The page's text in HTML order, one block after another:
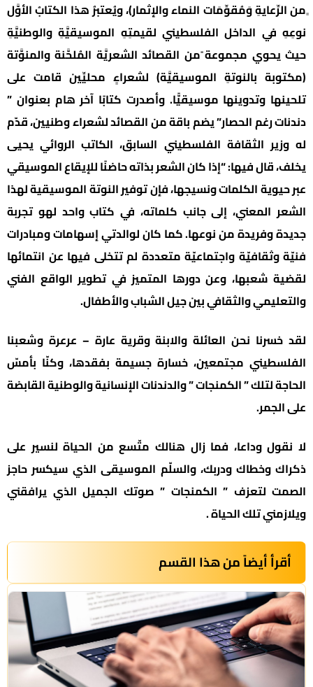
ٍمن الرِّعايةِ وَمُقوِّمَات النماء والإثمار)، ويُعتبرُ هذا الكتابُ الأوَّل
نوعِهِ في الداخل الفلسطيني لقيمتِهِ الموسيقيَّةِ والوطنيَّةِ
حيث يحوي مجموعة ًمن القصائد الشعريَّة المُلحَّنة والمنوَّتة
(مكتوبة بالنوتةِ الموسيقيَّة) لشعراءٍ محليِّين قامت على
تلحينها وتدوينها موسيقيًّا. وأصدرت كتابًا آخر هام بعنوان ”
دندنات رغم الحصار” يضم باقة من القصائد لشعراء وطنيين، قدّم
له وزير الثقافة الفلسطيني السابق، الكاتب الروائي يحيى
يخلف، قال فيها: “إذا كان الشعر بذاته حاضنًا للإيقاع الموسيقي
عبر حيوية الكلمات ونسيجها، فإن توفير النوتة الموسيقية لهذا
الشعر المعني، إلى جانب كلماته، في كتاب واحد لهو تجربة
جديدة وفريدة من نوعها. كما كان لوالدتي إسهامات ومبادرات
فنيّة وثقافيّة واجتماعيّة متعددة لم تتخلى فيها عن انتمائها
لقضية شعبها، وعن دورها المتميز في تطوير الواقع الفني
والتعليمي والثقافي بين جيل الشباب والأطفال.
لقد خسرنا نحن العائلة والابنة وقرية عارة – عرعرة وشعبنا
الفلسطيني مجتمعين، خسارة جسيمة بفقدها، وكنّا بأمسّ
الحاجة لتلك ” الكمنجات ” والدندنات الإنسانية والوطنية القابضة
على الجمر.
لا نقول وداعا، فما زال هنالك متّسع من الحياة لنسير على
ذكراك وخطاك ودربك، والسلّم الموسيقى الذي سيكسر حاجز
الصمت لتعزف ” الكمنجات ” صوتك الجميل الذي يرافقني
ويلازمني تلك الحياة .
أقرأ أيضاً من هذا القسم